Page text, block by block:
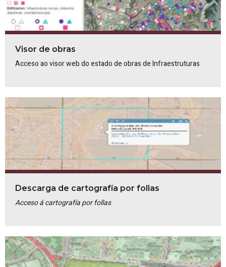
Visor de obras
Acceso ao visor web do estado de obras de Infraestruturas
Descarga de cartografía por follas
Acceso á cartografía por follas